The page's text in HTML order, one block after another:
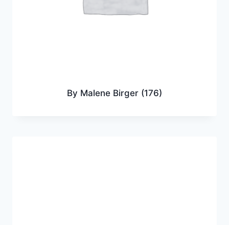
By Malene Birger (176)